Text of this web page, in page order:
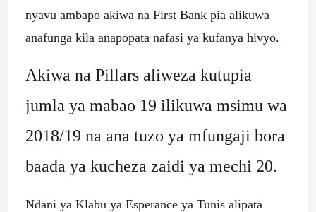
nyavu ambapo akiwa na First Bank pia alikuwa
anafunga kila anapopata nafasi ya kufanya hivyo.
Akiwa na Pillars aliweza kutupia
jumla ya mabao 19 ilikuwa msimu wa
2018/19 na ana tuzo ya mfungaji bora
baada ya kucheza zaidi ya mechi 20.
Ndani ya Klabu ya Esperance ya Tunis alipata